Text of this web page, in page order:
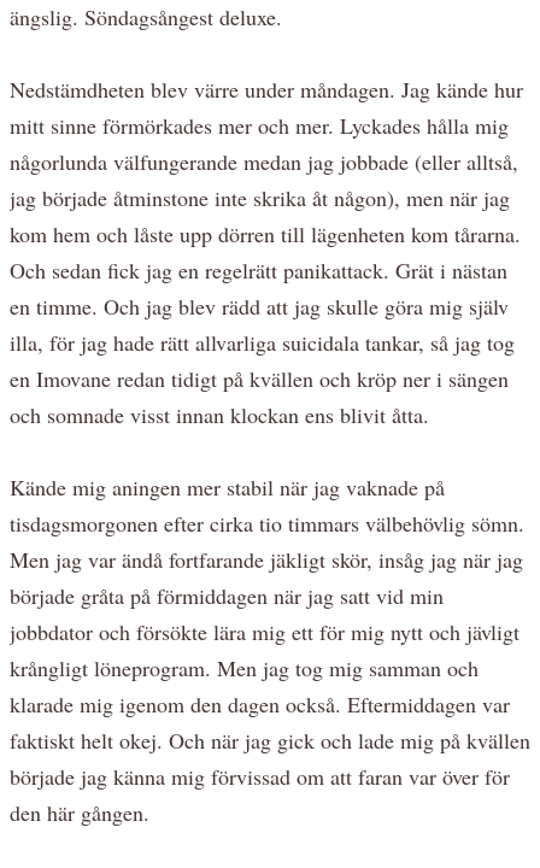
ängslig. Söndagsångest deluxe.
Nedstämdheten blev värre under måndagen. Jag kände hur
mitt sinne förmörkades mer och mer. Lyckades hålla mig
någorlunda välfungerande medan jag jobbade (eller alltså,
jag började åtminstone inte skrika åt någon), men när jag
kom hem och låste upp dörren till lägenheten kom tårarna.
Och sedan fick jag en regelrätt panikattack. Grät i nästan
en timme. Och jag blev rädd att jag skulle göra mig själv
illa, för jag hade rätt allvarliga suicidala tankar, så jag tog
en Imovane redan tidigt på kvällen och kröp ner i sängen
och somnade visst innan klockan ens blivit åtta.
Kände mig aningen mer stabil när jag vaknade på
tisdagsmorgonen efter cirka tio timmars välbehövlig sömn.
Men jag var ändå fortfarande jäkligt skör, insåg jag när jag
började gråta på förmiddagen när jag satt vid min
jobbdator och försökte lära mig ett för mig nytt och jävligt
krångligt löneprogram. Men jag tog mig samman och
klarade mig igenom den dagen också. Eftermiddagen var
faktiskt helt okej. Och när jag gick och lade mig på kvällen
började jag känna mig förvissad om att faran var över för
den här gången.